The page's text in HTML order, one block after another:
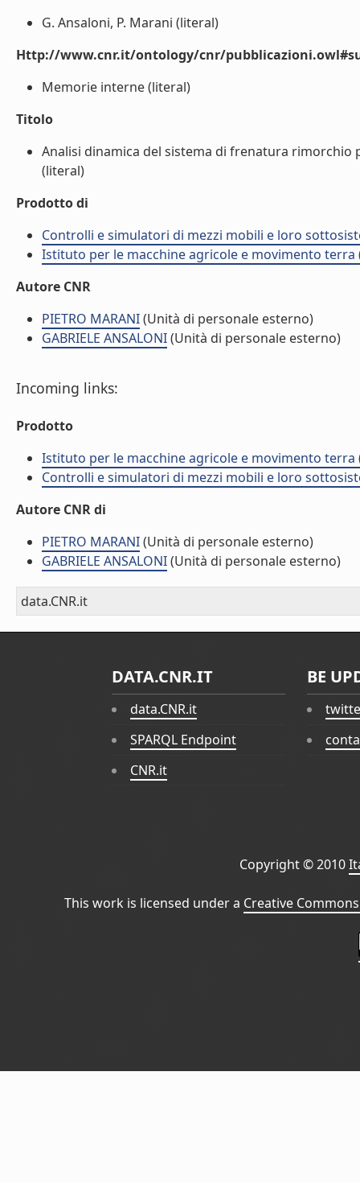
G. Ansaloni, P. Marani (literal)
Http://www.cnr.it/ontology/cnr/
Memorie interne (literal)
Titolo
Analisi dinamica del sistema di frenatura rimorchio
(literal)
Prodotto di
Controlli e simulatori di mezzi mobili e loro
Istituto per le macchine agricole e movimento terra
Autore CNR
PIETRO MARANI(Unità di personale esterno)
GABRIELE ANSALONI(Unità di personale esterno)
Incoming links:
Prodotto
Istituto per le macchine agricole e movimento terra
Controlli e simulatori di mezzi mobili e loro
Autore CNR di
PIETRO MARANI(Unità di personale esterno)
GABRIELE ANSALONI(Unità di personale esterno)
data.CNR.it
DATA.CNR.IT
data.CNR.it
SPARQL Endpoint
CNR.it
BE
Copyright © 2010
This work is licensed under a Creative